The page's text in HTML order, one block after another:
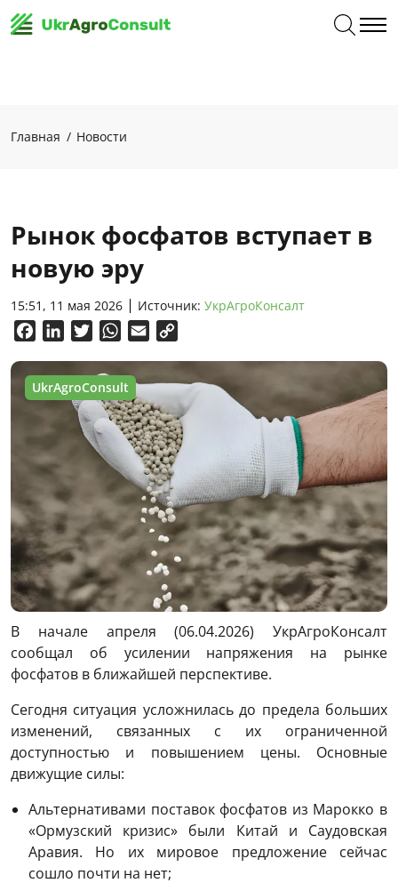
Главная Новости
Рынок фосфатов вступает в
новую эру
15:51, 11 мая 2026 Источник: УкрАгроКонсалт
FacebookLinkedInTwitterWhatsApp
Email
UkrAgroConsult
В начале апреля (06.04.2026) УкрАгроКонсалт
сообщал об усилении напряжения на рынке
фосфатов в ближайшей перспективе.
Сегодня ситуация усложнилась до предела больших
изменений, связанных с их ограниченной
доступностью и повышением цены. Основные
движущие силы:
Альтернативами поставок фосфатов из Марокко в
«Ормузский кризис» были Китай и Саудовская
Аравия. Но их мировое предложение сейчас
сошло почти на нет;